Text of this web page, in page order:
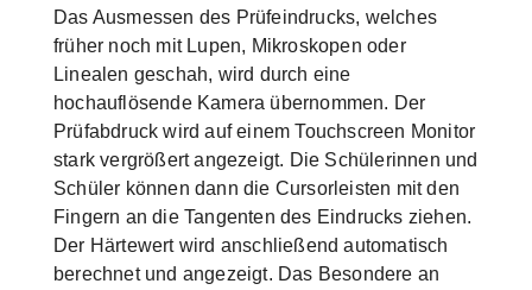
Das Ausmessen des Prüfeindrucks, welches
früher noch mit Lupen, Mikroskopen oder
Linealen geschah, wird durch eine
hochauflösende Kamera übernommen. Der
Prüfabdruck wird auf einem Touchscreen Monitor
stark vergrößert angezeigt. Die Schülerinnen und
Schüler können dann die Cursorleisten mit den
Fingern an die Tangenten des Eindrucks ziehen.
Der Härtewert wird anschließend automatisch
berechnet und angezeigt. Das Besondere an